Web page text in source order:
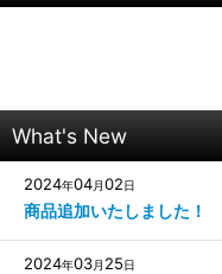
What's New
2024年04月02日
商品追加いたしました！
2024年03月 25日